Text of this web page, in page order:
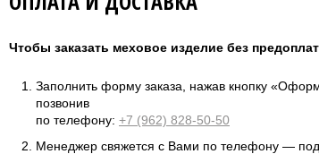
Чтобы заказать меховое изделие без
Заполнить форму заказа, нажав кнопку
позвонив
по телефону: +7 (962) 828-50-50
Менеджер свяжется с Вами по телефону —